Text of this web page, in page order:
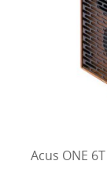
Acus ONE